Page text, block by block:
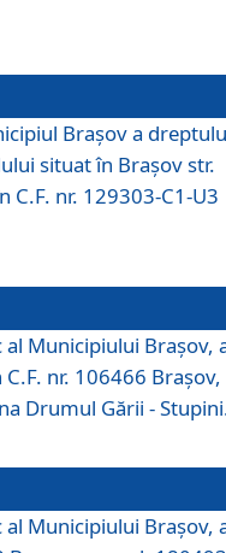
Brașov a
situat în Brașov str.
C.F. nr. 129303-C1-U3
Municipiului Braşov,
nr. 106466 Brașov,
Drumul Gării -
Municipiului Braşov,